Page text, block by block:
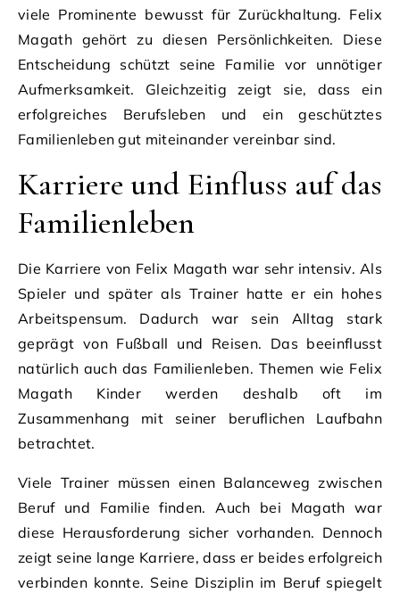
viele Prominente bewusst für Zurückhaltung. Felix
Magath gehört zu diesen Persönlichkeiten. Diese
Entscheidung schützt seine Familie vor unnötiger
Aufmerksamkeit. Gleichzeitig zeigt sie, dass ein
erfolgreiches Berufsleben und ein geschütztes
Familienleben gut miteinander vereinbar sind.
Karriere und Einfluss auf das
Familienleben
Die Karriere von Felix Magath war sehr intensiv. Als
Spieler und später als Trainer hatte er ein hohes
Arbeitspensum. Dadurch war sein Alltag stark
geprägt von Fußball und Reisen. Das beeinflusst
natürlich auch das Familienleben. Themen wie Felix
Magath Kinder werden deshalb oft im
Zusammenhang mit seiner beruflichen Laufbahn
betrachtet.
Viele Trainer müssen einen Balanceweg zwischen
Beruf und Familie finden. Auch bei Magath war
diese Herausforderung sicher vorhanden. Dennoch
zeigt seine lange Karriere, dass er beides erfolgreich
verbinden konnte. Seine Disziplin im Beruf spiegelt